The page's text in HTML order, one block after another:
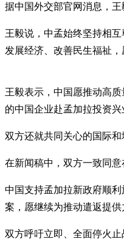
据中国外交部官网消息，王
王毅说，中孟始终坚持相
发展经济、改善民生福祉
王毅表示，中国愿推动高
的中国企业赴孟加拉投资
双方还就共同关心的国际
在新闻稿中，双方一致同
中国支持孟加拉新政府顺
案，愿继续为推动遣返提供
双方呼吁立即、全面停火